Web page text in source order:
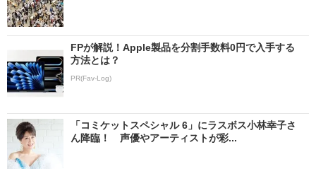
FPが解説！Apple製品を分割手数料0円で入手する
方法とは？
PR(Fav-Log)
「コミケットスペシャル 6」にラスボス小林幸子さ
ん降臨！ 声優やアーティストが彩...